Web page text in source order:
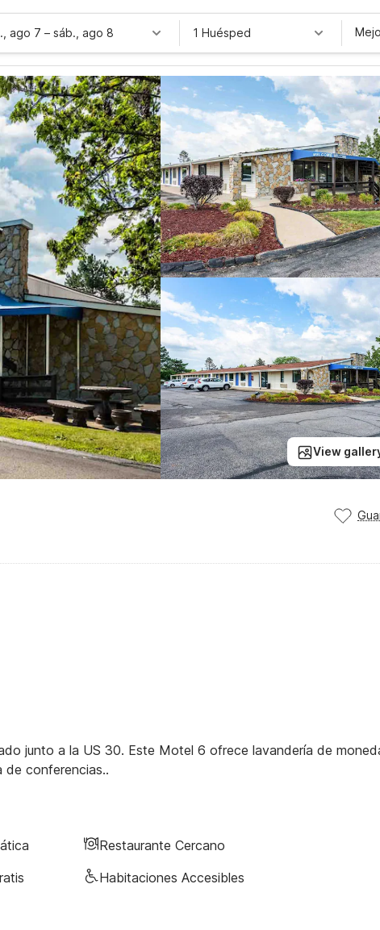
ago 7 – sáb., ago 8 1 Huésped
View
junto a la US 30. Este Motel 6 ofrece lavandería de
de conferencias..
Restaurante Cercano
Habitaciones Accesibles